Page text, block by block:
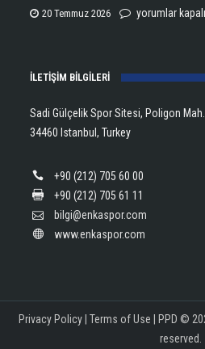
Lanlana
20 Temmuz 2026
Eylül
Rekoruyla
Avrupa
yorumlar kapalı
İLETİŞİM BİLGİLERİ
Sadi Gülçelik Spor Sitesi, Poligon
34460 Istanbul, Turkey
+90 (212) 705 60 00
+90 (212) 705 61 11
bilgi@enkaspor.com
www.enkaspor.com
Privacy Policy Terms of Use PPD ©
reserved.